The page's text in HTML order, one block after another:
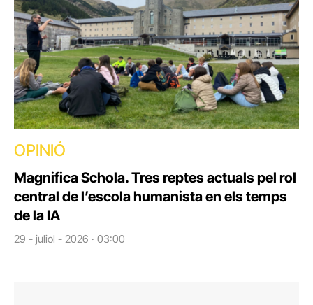
OPINIÓ
Magnifica Schola. Tres reptes actuals pel rol
central de l’escola humanista en els temps
de la IA
29 - juliol - 2026 · 03:00